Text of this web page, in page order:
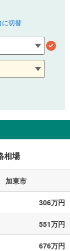
に切替
相場
加東市
306万円
551万円
676万円